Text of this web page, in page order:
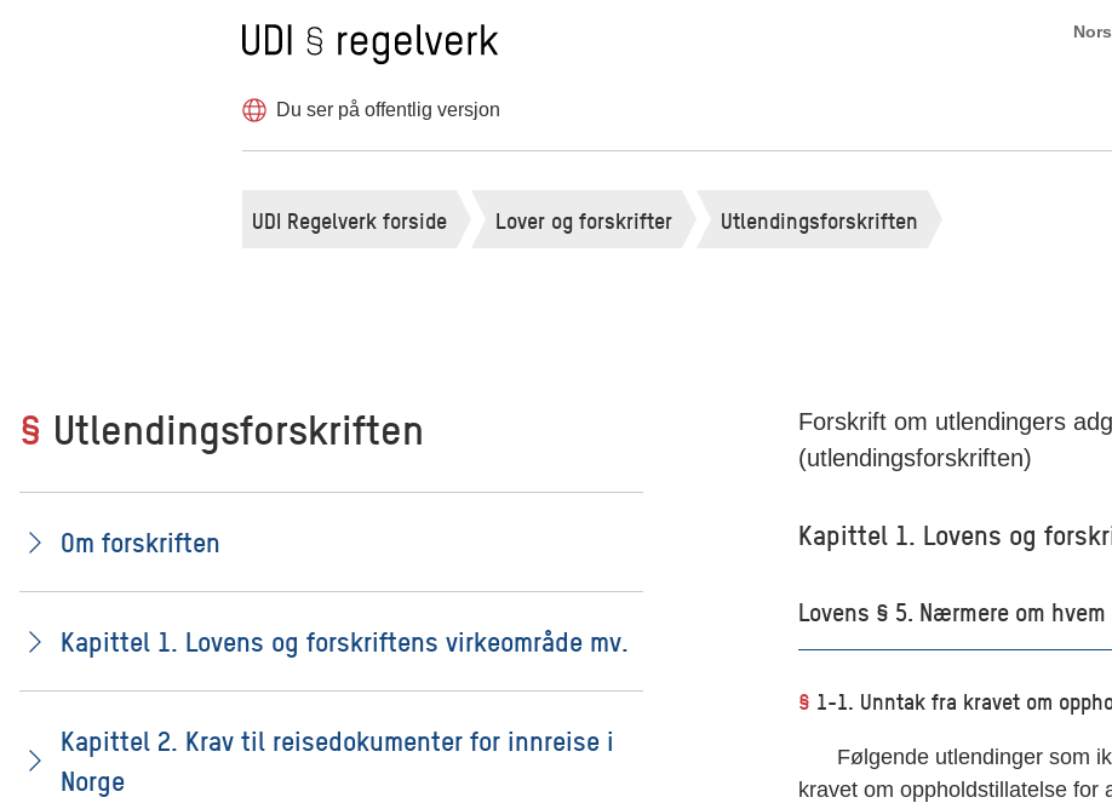
Til forsiden
Hopp
innholdet
Du ser på offentlig versjon
UDI Regelverk forside Lover og forskrifter Utlendingsforskriften
§ Utlendingsforskriften
Om forskriften
Kapittel 1. Lovens og forskriftens virkeområde mv.
Kapittel 2. Krav til reisedokumenter for innreise i
Norge
Forskrift om utlendingers
(utlendingsforskriften)
Kapittel 1. Lovens og
Lovens § 5. Nærmere om
§ 1-1. Unntak fra kravet om
Følgende utlendinger som
kravet om oppholdstillatelse for